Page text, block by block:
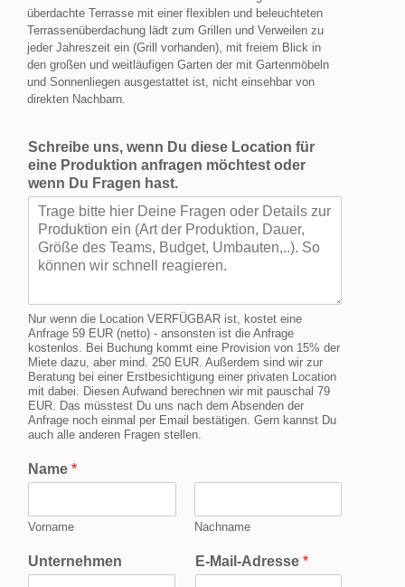
überdachte Terrasse mit einer flexiblen und beleuchteten
Terrassenüberdachung lädt zum Grillen und Verweilen zu
jeder Jahreszeit ein (Grill vorhanden), mit freiem Blick in
den großen und weitläufigen Garten der mit Gartenmöbeln
und Sonnenliegen ausgestattet ist, nicht einsehbar von
direkten Nachbarn.
Schreibe uns, wenn Du diese Location für
eine Produktion anfragen möchtest oder
wenn Du Fragen hast.
Nur wenn die Location VERFÜGBAR ist, kostet eine
Anfrage 59 EUR (netto) - ansonsten ist die Anfrage
kostenlos. Bei Buchung kommt eine Provision von 15% der
Miete dazu, aber mind. 250 EUR. Außerdem sind wir zur
Beratung bei einer Erstbesichtigung einer privaten Location
mit dabei. Diesen Aufwand berechnen wir mit pauschal 79
EUR. Das müsstest Du uns nach dem Absenden der
Anfrage noch einmal per Email bestätigen. Gern kannst Du
auch alle anderen Fragen stellen.
Name *
Vorname Nachname
Unternehmen E-Mail-Adresse *